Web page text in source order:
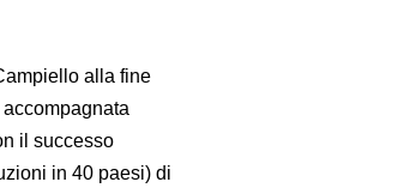
alla fine
il successo
in 40 paesi) di